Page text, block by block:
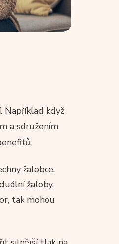
. Například když
a sdružením
žalobce,
žaloby.
tak mohou